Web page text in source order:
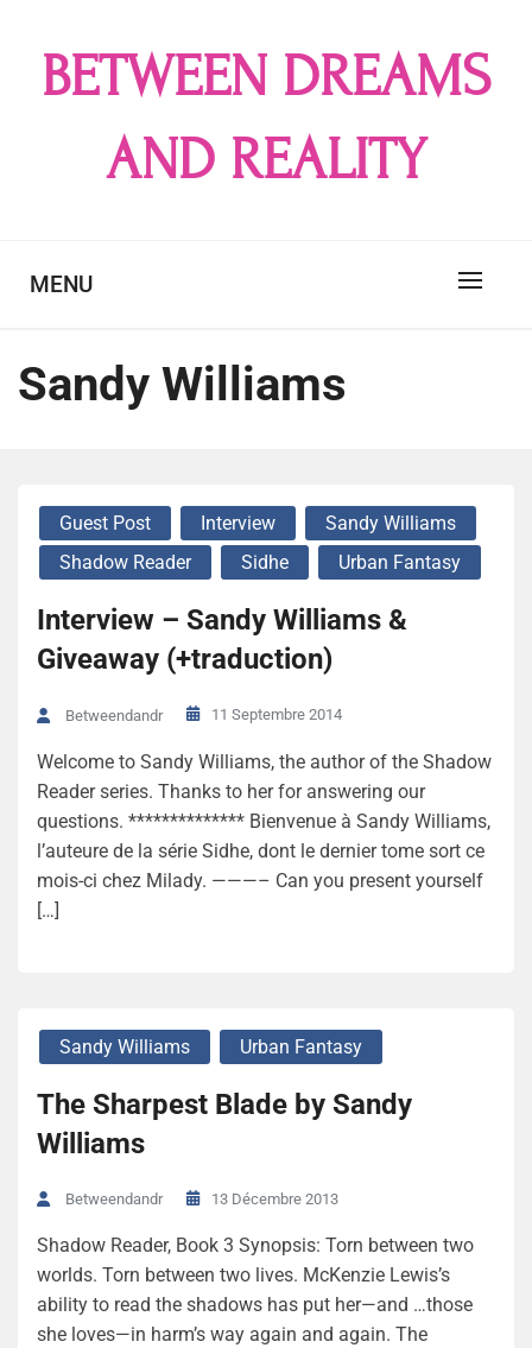
contentBETWEEN DREAMS
AND REALITY
MENU
Sandy Williams
Guest Post Interview
Sandy Williams
Shadow Reader
Sidhe Urban Fantasy
Interview – Sandy Williams &
Giveaway (+traduction)
Betweendandr 11 Septembre 2014
Welcome to Sandy Williams, the author of the Shadow
Reader series. Thanks to her for answering our
questions. ************** Bienvenue à Sandy Williams,
l’auteure de la série Sidhe, dont le dernier tome sort ce
mois-ci chez Milady. ———– Can you present yourself
[…]
Sandy Williams Urban Fantasy
The Sharpest Blade by Sandy
Williams
Betweendandr 13 Décembre 2013
Shadow Reader, Book 3 Synopsis: Torn between two
worlds. Torn between two lives. McKenzie Lewis’s
ability to read the shadows has put her—and …those
she loves—in harm’s way again and again. The